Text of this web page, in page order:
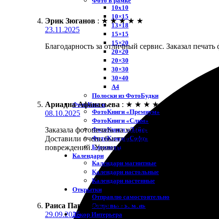
10х10
10×15
13×18
15×15
15×20
20×20
20×30
30×30
30×40
A4
Полоски из ФотоБудки
ФотоКниги
ФотоКниги «Премиум»
ФотоКниги «Слим»
ФотоКниги «Лайт»
ФотоКниги «Софт»
Блокноты
Календари
Календари магнитные
Календари настольные
Календари настенные
Открытки
Отправлю самостоятельно
Отправьте за меня
Декор Интерьера
Эрик Зюганов : ★ ★ ★ ★ ★
23.11.2025
Благодарность за отличный сервис. Заказал
Ариадна Афанасьева : ★ ★ ★ ★ ★
08.10.2025
Заказала фотопечать на холсте 40х60.
Доставили очень быстро, уже через несколько
повреждений. Удивительно, но это стало залогом
Раиса Павловская : ★ ★ ★ ★
29.09.2025